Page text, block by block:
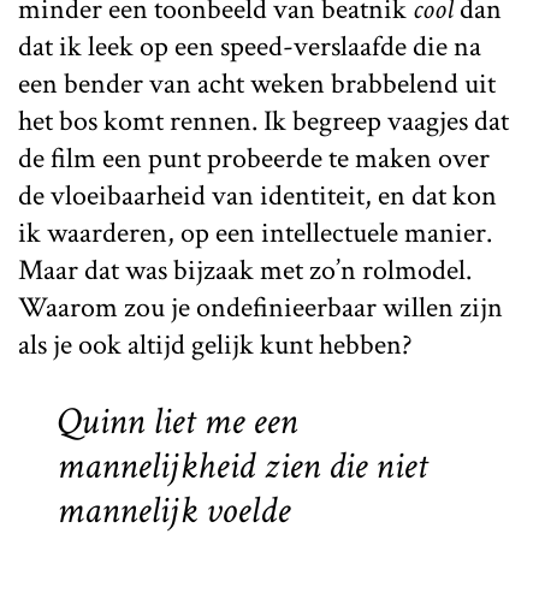
minder een toonbeeld van beatnikcooldan
dat ik leek op een speed-verslaafde die na
een bender van acht weken brabbelend uit
het bos komt rennen. Ik begreep vaagjes dat
de film een punt probeerde te maken over
de vloeibaarheid van identiteit, en dat kon
ik waarderen, op een intellectuele manier.
Maar dat was bijzaak met zo’n rolmodel.
Waarom zou je ondefinieerbaar willen zijn
als je ook altijd gelijk kunt hebben?
Quinn liet me een
mannelijkheid zien die niet
mannelijk voelde